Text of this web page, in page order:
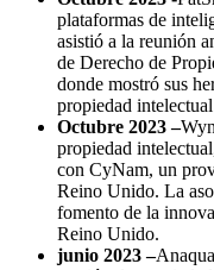
plataformas de
asistió a la reunión
de Derecho de
donde mostró sus
propiedad
Octubre 2023 –
propiedad
con CyNam, un
Reino Unido. La
fomento de la
Reino Unido.
junio 2023 –